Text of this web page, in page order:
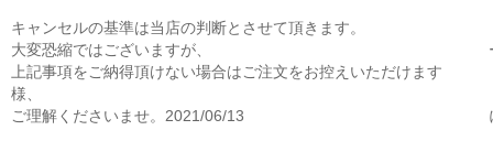
キャンセルの基準は当店の判断とさせて頂きます。
大変恐縮ではございますが、
上記事項をご納得頂けない場合はご注文をお控えいただけます
様、
ご理解くださいませ。2021/06/13